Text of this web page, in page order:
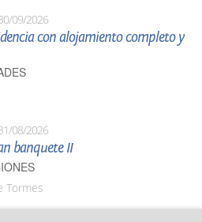
09/2026
con alojamiento completo y
08/2026
banquete II
Tormes